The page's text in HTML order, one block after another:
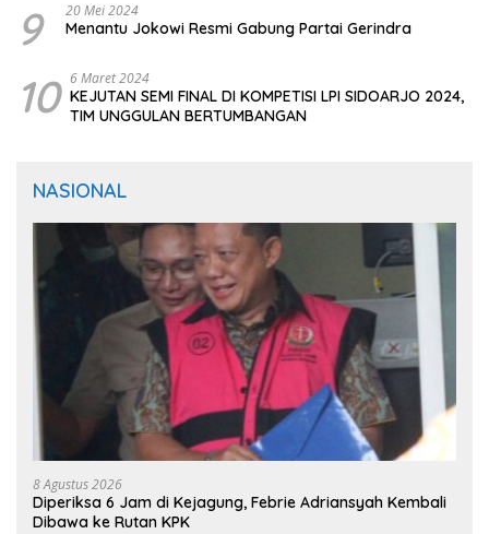
9 20 Mei 2024
Menantu Jokowi Resmi Gabung Partai Gerindra
10 6 Maret 2024
KEJUTAN SEMI FINAL DI KOMPETISI LPI SIDOARJO 2024,
TIM UNGGULAN BERTUMBANGAN
NASIONAL
8 Agustus 2026
Diperiksa 6 Jam di Kejagung, Febrie Adriansyah Kembali
Dibawa ke Rutan KPK